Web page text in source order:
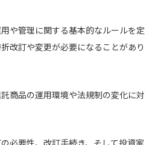
や管理に関する基本的なルールを定
改訂や変更が必要になることがあり
商品の運用環境や法規制の変化に対
必要性、改訂手続き、そして投資家